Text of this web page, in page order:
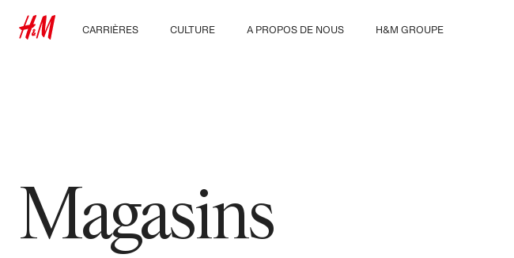
CARRIÈRES
CULTURE
A PROPOS DE NOUS
H&M GROUPE
Magasins